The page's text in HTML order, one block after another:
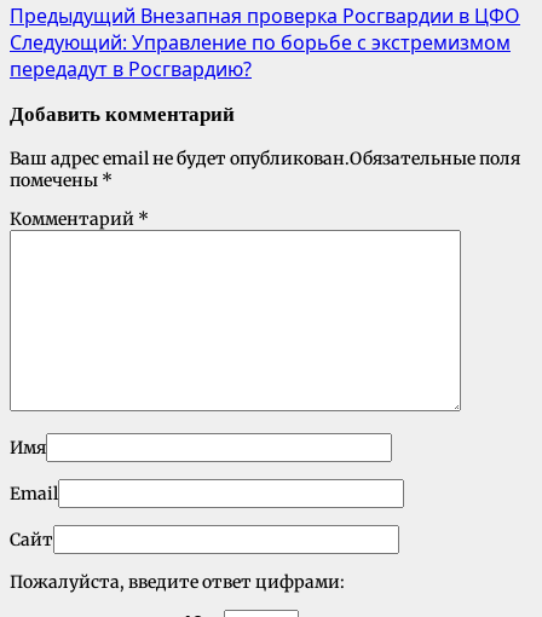
Предыдущий Внезапная проверка Росгвардии в ЦФО
Следующий: Управление по борьбе с экстремизмом
передадут в Росгвардию?
Добавить комментарий
Ваш адрес email не будет опубликован.Обязательные поля
помечены *
Комментарий *
Имя
Email
Сайт
Пожалуйста, введите ответ цифрами: